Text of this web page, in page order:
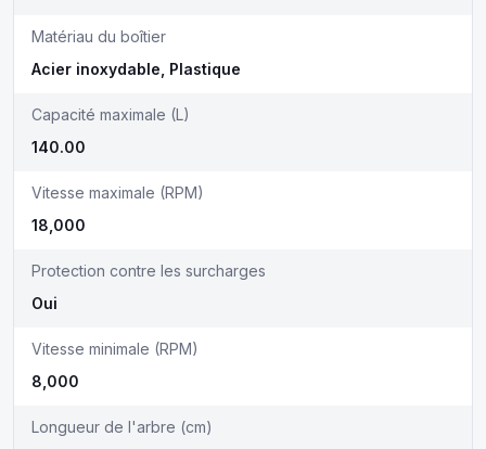
Matériau du boîtier
Acier inoxydable, Plastique
Capacité maximale (L)
140.00
Vitesse maximale (RPM)
18,000
Protection contre les surcharges
Oui
Vitesse minimale (RPM)
8,000
Longueur de l'arbre (cm)